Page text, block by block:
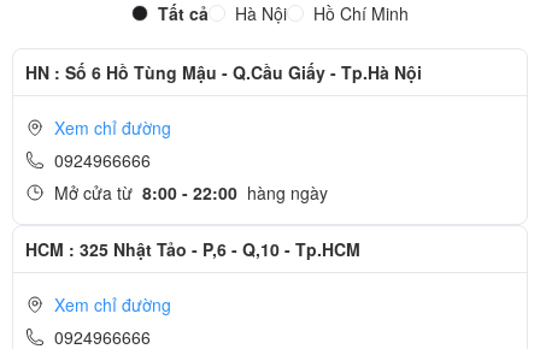
Tất cả Hà Nội Hồ Chí Minh
HN : Số 6 Hồ Tùng Mậu - Q.Cầu Giấy - Tp.Hà Nội
Xem chỉ đường
0924966666
Mở cửa từ 8:00 - 22:00 hàng ngày
HCM : 325 Nhật Tảo - P,6 - Q,10 - Tp.HCM
Xem chỉ đường
0924966666